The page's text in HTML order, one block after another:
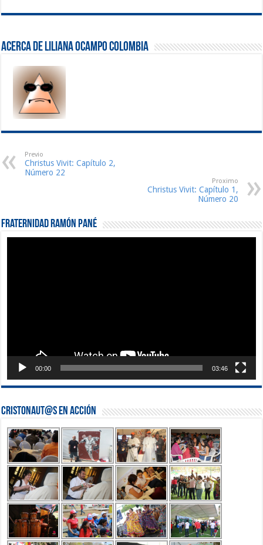
Acerca de Liliana Ocampo Colombia
Previo
Christus Vivit: Capítulo 2,
Número 22
Proximo
Christus Vivit: Capítulo 1,
Número 20
Fraternidad Ramón Pané
00:00 03:46
Cristonaut@s en Acción